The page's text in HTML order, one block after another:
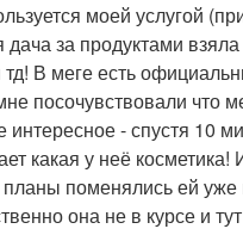
моей услугой
дача за продуктами
В меге есть
посочувствовали что
интересное - спустя 10
какая у неё
поменялись ей уже
она не в курсе и